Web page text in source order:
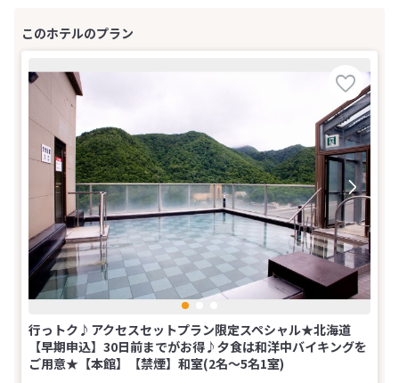
行っトク♪アクセスセットプラン限定スペシャル★北海道
【早期申込】30日前までがお得♪夕食は和洋中バイキングを
ご用意★【本館】【禁煙】和室(2名～5名1室)